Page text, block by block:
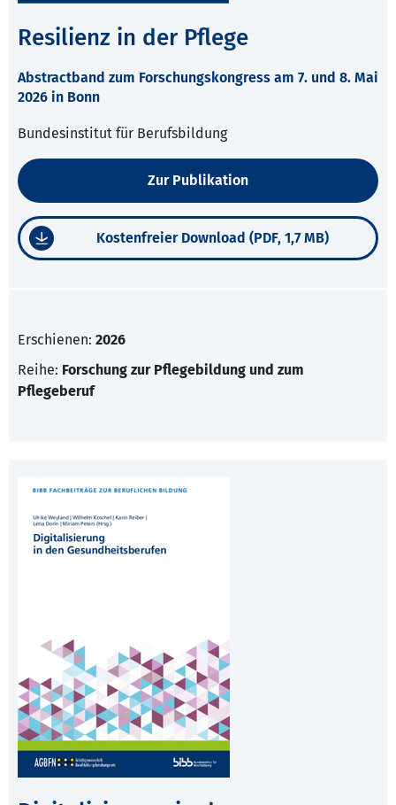
Resilienz in der Pflege
Abstractband zum Forschungskongress am 7. und 8. Mai
2026 in Bonn
Bundesinstitut für Berufsbildung
Zur Publikation
Kostenfreier Download (PDF, 1,7 MB)
Erschienen: 2026
Reihe: Forschung zur Pflegebildung und zum
Pflegeberuf